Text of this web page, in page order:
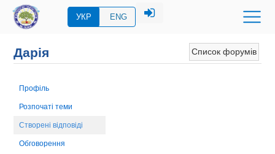
УКР ENG
Список форумів
Дарія
Профіль
Розпочаті теми
Створені відповіді
Обговорення